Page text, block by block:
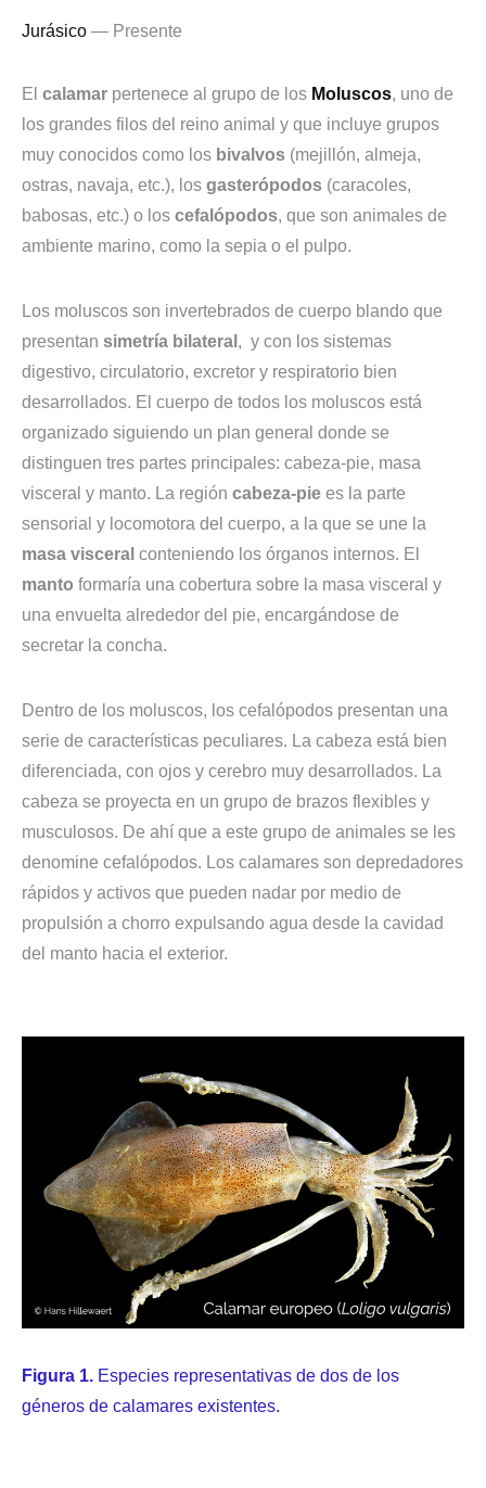
Jurásico — Presente
El calamar pertenece al grupo de los Moluscos, uno de
los grandes filos del reino animal y que incluye grupos
muy conocidos como los bivalvos (mejillón, almeja,
ostras, navaja, etc.), los gasterópodos (caracoles,
babosas, etc.) o los cefalópodos, que son animales de
ambiente marino, como la sepia o el pulpo.
Los moluscos son invertebrados de cuerpo blando que
presentan simetría bilateral , y con los sistemas
digestivo, circulatorio, excretor y respiratorio bien
desarrollados. El cuerpo de todos los moluscos está
organizado siguiendo un plan general donde se
distinguen tres partes principales: cabeza-pie, masa
visceral y manto. La región cabeza-pie es la parte
sensorial y locomotora del cuerpo, a la que se une la
masa visceral conteniendo los órganos internos. El
manto formaría una cobertura sobre la masa visceral y
una envuelta alrededor del pie, encargándose de
secretar la concha.
Dentro de los moluscos, los cefalópodos presentan una
serie de características peculiares. La cabeza está bien
diferenciada, con ojos y cerebro muy desarrollados. La
cabeza se proyecta en un grupo de brazos flexibles y
musculosos. De ahí que a este grupo de animales se les
denomine cefalópodos. Los calamares son depredadores
rápidos y activos que pueden nadar por medio de
propulsión a chorro expulsando agua desde la cavidad
del manto hacia el exterior.
Figura 1. Especies representativas de dos de los
géneros de calamares existentes.